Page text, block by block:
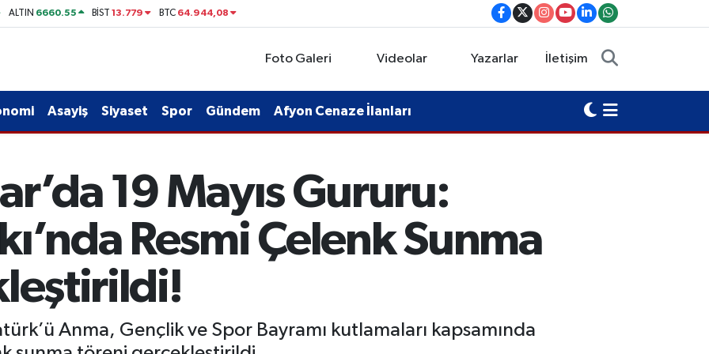
ALTIN 6660.55 BİST13.779 BTC 64.944,08
Foto Galeri Videolar Yazarlar İletişim
Asayiş Siyaset Spor Gündem Afyon Cenaze İlanları
19 Mayıs Gururu:
Resmi Çelenk Sunma
Anma, Gençlik ve Spor Bayramı kutlamaları kapsamında